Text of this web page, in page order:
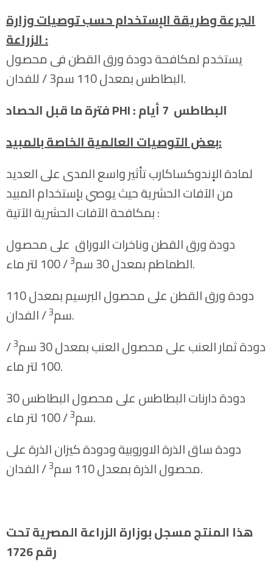
الجرعة وطريقة الإستخدام حسب توصيات وزارة
الزراعة:
يستخدم لمكافحة دودة ورق القطن فى محصول
البطاطس بمعدل 110 سم3 / للفدان.
PHI
: البطاطس 7 أيام
بعض التوصيات العالمية الخاصة بالمبيد:
لمادة الإندوكساكارب تأثير واسع المدى على العديد
من الآفات الحشرية حيث يوصي بإستخدام المبيد
بمكافحة الآفات الحشرية الآتية :
دودة ورق القطن وناخرات الاوراق على محصول
الطماطم بمعدل 30 سم
3
/ 100 لتر ماء.
دودة ورق القطن على محصول البرسيم بمعدل 110
سم3
/ الفدان.
دودة ثمار العنب على محصول العنب بمعدل 30 سم
3
/
100 لتر ماء.
دودة دارنات البطاطس على محصول البطاطس 30
سم3
/ 100 لتر ماء.
دودة ساق الذرة الاوروبية ودودة كيزان الذرة على
محصول الذرة بمعدل 110 سم
3 / الفدان.
هذا المنتج مسجل بوزارة الزراعة المصرية تحت
رقم 1726